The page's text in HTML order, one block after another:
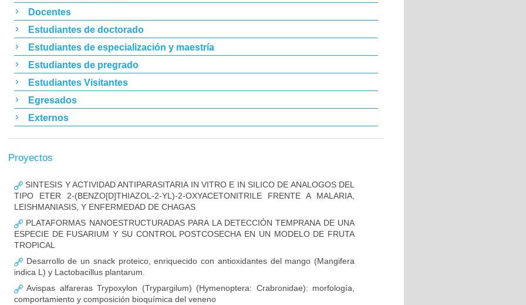
Docentes
Estudiantes de doctorado
Estudiantes de especialización y maestría
Estudiantes de pregrado
Estudiantes Visitantes
Egresados
Externos
Proyectos
SINTESIS Y ACTIVIDAD ANTIPARASITARIA IN VITRO E IN SILICO DE ANALOGOS DEL
TIPO ETER 2-(BENZO[D]THIAZOL-2-YL)-2-OXYACETONITRILE FRENTE A MALARIA,
LEISHMANIASIS, Y ENFERMEDAD DE CHAGAS
PLATAFORMAS NANOESTRUCTURADAS PARA LA DETECCIÓN TEMPRANA DE UNA
ESPECIE DE FUSARIUM Y SU CONTROL POSTCOSECHA EN UN MODELO DE FRUTA
TROPICAL
Desarrollo de un snack proteico, enriquecido con antioxidantes del mango (Mangifera
indica L) y Lactobacillus plantarum.
Avispas alfareras Trypoxylon (Trypargilum) (Hymenoptera: Crabronidae): morfología,
comportamiento y composición bioquímica del veneno